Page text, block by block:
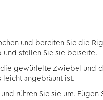
und bereiten Sie die
und stellen Sie sie beiseite.
gewürfelte Zwiebel und
leicht angebräunt ist.
rühren Sie sie um. Fügen